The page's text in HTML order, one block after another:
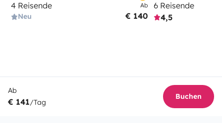
4 Reisende
Neu
Ab
€ 140
6 Reisende
4,5
Ab
€ 141/Tag
Buchen